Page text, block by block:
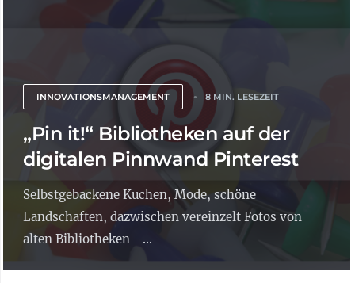
INNOVATIONSMANAGEMENT 8 MIN. LESEZEIT
„Pin it!“ Bibliotheken auf der
digitalen Pinnwand Pinterest
Selbstgebackene Kuchen, Mode, schöne
Landschaften, dazwischen vereinzelt Fotos von
alten Bibliotheken –...